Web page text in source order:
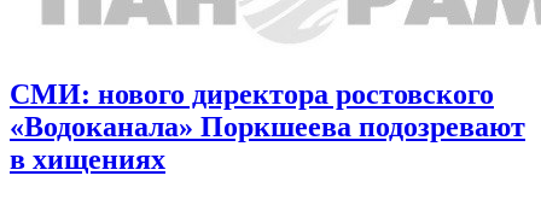
СМИ: нового директора ростовского
«Водоканала» Поркшеева подозревают
в хищениях